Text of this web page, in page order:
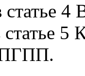
статье
статье 5